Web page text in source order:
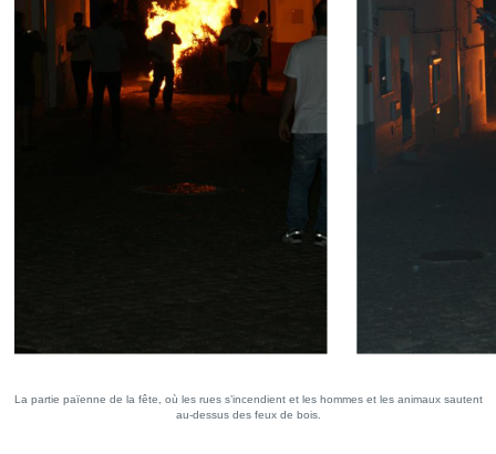
La partie païenne de la fête, où les rues s’incendient et les hommes et les animaux sautent
au-dessus des feux de bois.